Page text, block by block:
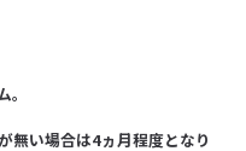
無い場合は4ヵ月程度となり